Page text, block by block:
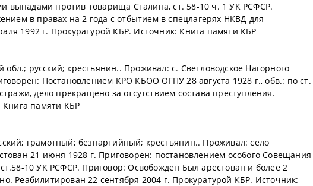
выпадами против товарища Сталина, ст. 58-10 ч. 1 УК РСФСР.
в правах на 2 года с отбытием в спецлагерях НКВД для
1992 г. Прокуратурой КБР. Источник: Книга памяти КБР
обл.; русский; крестьянин.. Проживал: с. Светловодское Нагорного
Постановлением КРО КБОО ОГПУ 28 августа 1928 г., обв.: по ст.
дело прекращено за отсутствием состава преступления.
Книга памяти КБР
грамотный; безпартийный; крестьянин.. Проживал: село
21 июня 1928 г. Приговорен: постановлением особого Совещания
10 УК РСФСР. Приговор: Освобожден Был арестован и более 2
Реабилитирован 22 сентября 2004 г. Прокуратурой КБР. Источник: